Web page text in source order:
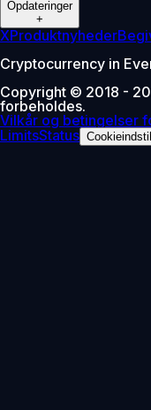
Opdateringer
+
XProduktnyheder
Cryptocurrency in
Copyright © 2018 -
forbeholdes.
Vilkår og betingelser
LimitsStatus